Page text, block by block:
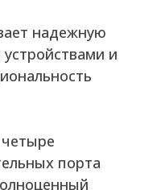
надежную
и
четыре
порта